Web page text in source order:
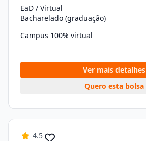
EaD / Virtual
Bacharelado (graduação)
Campus 100% virtual
Ver mais detalhes
Quero esta bolsa
4.5